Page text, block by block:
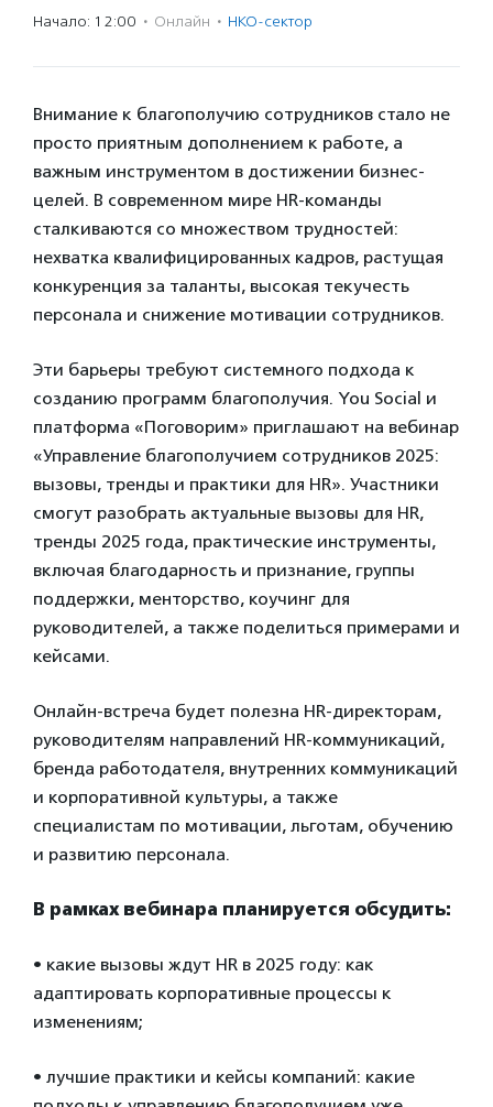
Начало: 12:00 · Онлайн · НКО-сектор
Внимание к благополучию сотрудников стало не
просто приятным дополнением к работе, а
важным инструментом в достижении бизнес-
целей. В современном мире HR-команды
сталкиваются со множеством трудностей:
нехватка квалифицированных кадров, растущая
конкуренция за таланты, высокая текучесть
персонала и снижение мотивации сотрудников.
Эти барьеры требуют системного подхода к
созданию программ благополучия. You Social и
платформа «Поговорим» приглашают на вебинар
«Управление благополучием сотрудников 2025:
вызовы, тренды и практики для HR». Участники
смогут разобрать актуальные вызовы для HR,
тренды 2025 года, практические инструменты,
включая благодарность и признание, группы
поддержки, менторство, коучинг для
руководителей, а также поделиться примерами и
кейсами.
Онлайн-встреча будет полезна HR-директорам,
руководителям направлений HR-коммуникаций,
бренда работодателя, внутренних коммуникаций
и корпоративной культуры, а также
специалистам по мотивации, льготам, обучению
и развитию персонала.
В рамках вебинара планируется обсудить:
• какие вызовы ждут HR в 2025 году: как
адаптировать корпоративные процессы к
изменениям;
• лучшие практики и кейсы компаний: какие